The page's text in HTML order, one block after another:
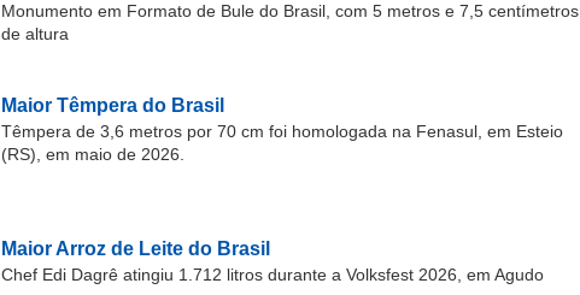
Monumento em Formato de Bule do Brasil, com 5 metros e 7,5 centímetros
de altura
Maior Têmpera do Brasil
Têmpera de 3,6 metros por 70 cm foi homologada na Fenasul, em Esteio
(RS), em maio de 2026.
Maior Arroz de Leite do Brasil
Chef Edi Dagrê atingiu 1.712 litros durante a Volksfest 2026, em Agudo